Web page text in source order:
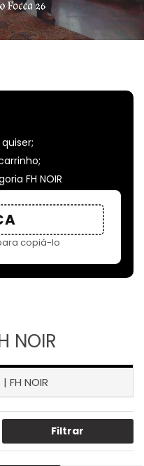
FH NOIR
copiá-lo
NOIR
FH NOIR
Filtrar